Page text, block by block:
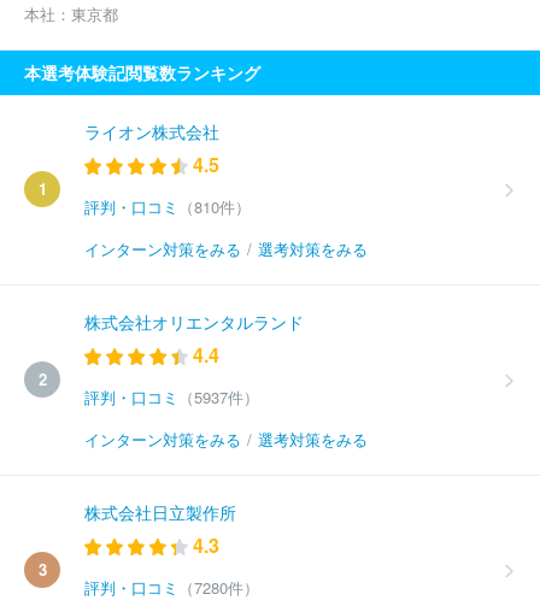
本社： 東京都
本選考体験記閲覧数ランキング
1
ライオン株式会社
4.5
評判・口コミ
（810件）
インターン対策をみる / 選考対策をみる
2
株式会社オリエンタルランド
4.4
評判・口コミ
（5937件）
インターン対策をみる / 選考対策をみる
3
株式会社日立製作所
4.3
評判・口コミ
（7280件）